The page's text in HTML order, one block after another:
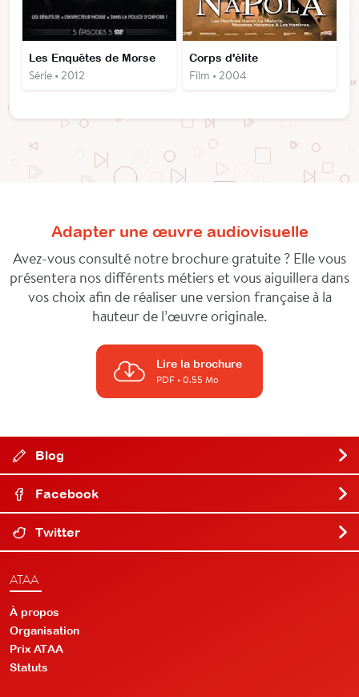
Les Enquêtes de Morse
Série • 2012
Corps d'élite
Film • 2004
Adapter une œuvre audiovisuelle
Avez-vous consulté notre brochure gratuite ? Elle vous
présentera nos différents métiers et vous aiguillera dans
vos choix afin de réaliser une version française à la
hauteur de l’œuvre originale.
Lire la brochure
PDF• 0.55 Mo
Blog
Facebook
Twitter
ATAA
À propos
Organisation
Prix ATAA
Statuts